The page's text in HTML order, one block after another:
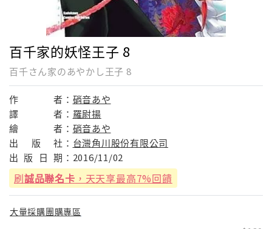
百千家的妖怪王子 8
百千さん家のあやかし王子 8
作 者： 硝音あや
譯
者： 羅尉揚
繪
者： 硝音あや
出
版 社： 台灣角川股份有限公司
出 版 日 期： 2016/11/02
刷誠品聯名卡 ，天天享最高7%回饋
大量採購團購專區